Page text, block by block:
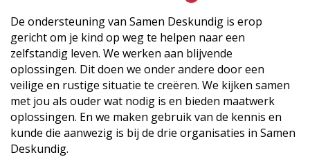
De ondersteuning van Samen Deskundig is erop
gericht om je kind op weg te helpen naar een
zelfstandig leven. We werken aan blijvende
oplossingen. Dit doen we onder andere door een
veilige en rustige situatie te creëren. We kijken samen
met jou als ouder wat nodig is en bieden maatwerk
oplossingen. En we maken gebruik van de kennis en
kunde die aanwezig is bij de drie organisaties in Samen
Deskundig.